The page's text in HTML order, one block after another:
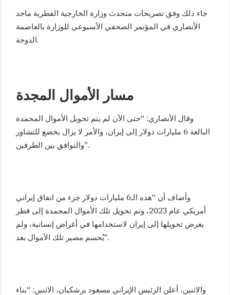
جاء ذلك وفق تصريحات متحدث وزارة الخارجية القطرية ماجد
الأنصاري في المؤتمر الصحفي الأسبوعي للوزارة بالعاصمة
الدوحة.
مسار الأموال المجدة
وقال الأنصاري: “حتى الآن لم يتم تحويل الأموال المجمدة
البالغة 6 مليارات دولار إلى إيران، والأمر لا يزال يخضع للتشاور
والتوافق بين الطرفين”.
وأضاف أن “هذه الـ6 مليارات دولار جزء من اتفاق إيراني
أمريكي عام 2023، وتم تحويل تلك الأموال المجمدة إلى قطر
بغرض تحويلها إلى إيران لاستخدامها في أغراض إنسانية، ولم
يُحسم مصير تلك الأموال بعد”.
والاثنين، أعلن الرئيس الإيراني مسعود بزشكيان، الاثنين: “بناء